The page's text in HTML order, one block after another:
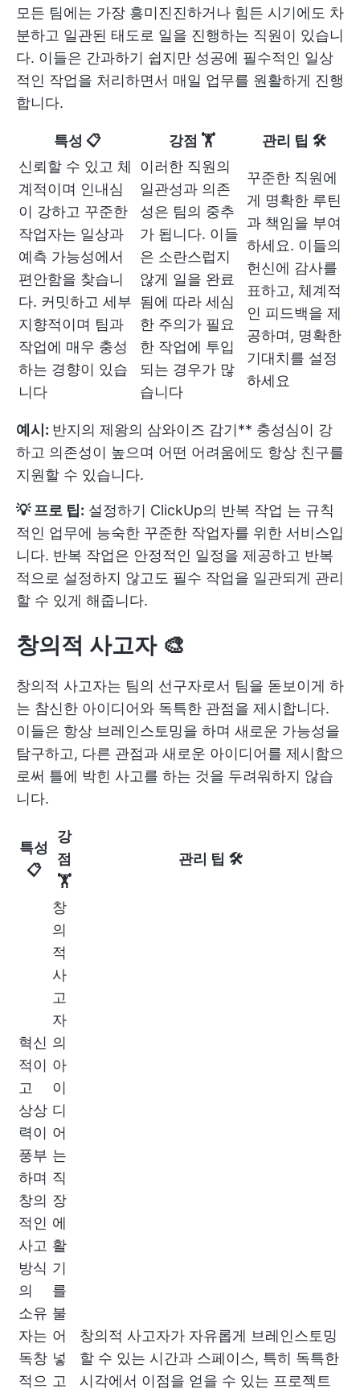
모든 팀에는 가장 흥미진진하거나 힘든 시기에도 차
분하고 일관된 태도로 일을 진행하는 직원이 있습니
다. 이들은 간과하기 쉽지만 성공에 필수적인 일상
적인 작업을 처리하면서 매일 업무를 원활하게 진행
합니다.
특성 📋 강점 🏋
관리 팁 🛠️
신뢰할 수 있고 체
계적이며 인내심
이 강하고 꾸준한
작업자는 일상과
예측 가능성에서
편안함을 찾습니
다. 커밋하고 세부
지향적이며 팀과
작업에 매우 충성
하는 경향이 있습
니다
이러한 직원의
일관성과 의존
성은 팀의 중추
가 됩니다. 이들
은 소란스럽지
않게 일을 완료
됨에 따라 세심
한 주의가 필요
한 작업에 투입
되는 경우가 많
습니다
꾸준한 직원에
게 명확한 루틴
과 책임을 부여
하세요. 이들의
헌신에 감사를
표하고, 체계적
인 피드백을 제
공하며, 명확한
기대치를 설정
하세요
예시: 반지의 제왕의 삼와이즈 감기** 충성심이 강
하고 의존성이 높으며 어떤 어려움에도 항상 친구를
지원할 수 있습니다.
💡 프로 팁: 설정하기 ClickUp의 반복 작업 는 규칙
적인 업무에 능숙한 꾸준한 작업자를 위한 서비스입
니다. 반복 작업은 안정적인 일정을 제공하고 반복
적으로 설정하지 않고도 필수 작업을 일관되게 관리
할 수 있게 해줍니다.
창의적 사고자 🎨
창의적 사고자는 팀의 선구자로서 팀을 돋보이게 하
는 참신한 아이디어와 독특한 관점을 제시합니다.
이들은 항상 브레인스토밍을 하며 새로운 가능성을
탐구하고, 다른 관점과 새로운 아이디어를 제시함으
로써 틀에 박힌 사고를 하는 것을 두려워하지 않습
니다.
특성
📋
강
점
🏋
관리 팁 🛠️
혁신
적이
고
상상
력이
풍부
하며
창의
적인
사고
방식
의
소유
자는
독창
적으
창
의
적
사
고
자
의
아
이
디
어
는
직
장
에
활
기
를
불
어
넣
고
창의적 사고자가 자유롭게 브레인스토밍
할 수 있는 시간과 스페이스, 특히 독특한
시각에서 이점을 얻을 수 있는 프로젝트